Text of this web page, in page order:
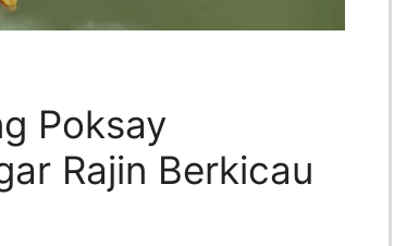
Poksay
Rajin Berkicau